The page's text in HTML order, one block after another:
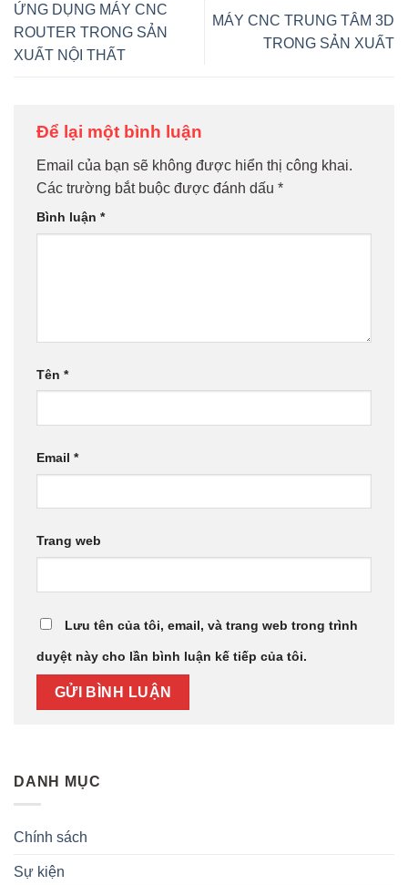
ỨNG DỤNG MÁY CNC
ROUTER TRONG SẢN
XUẤT NỘI THẤT
MÁY CNC TRUNG TÂM 3D
TRONG SẢN XUẤT
Để lại một bình luận
Email của bạn sẽ không được hiển thị công khai.
Các trường bắt buộc được đánh dấu *
Bình luận *
Tên *
Email *
Trang web
Lưu tên của tôi, email, và trang web trong trình
duyệt này cho lần bình luận kế tiếp của tôi.
DANH MỤC
Chính sách
Sự kiện